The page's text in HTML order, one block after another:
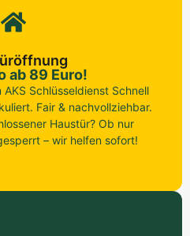
ab 89 Euro!
Schlüsseldienst Schnell
Fair & nachvollziehbar.
Haustür? Ob nur
– wir helfen sofort!